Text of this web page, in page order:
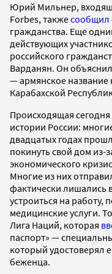
Юрий Мильнер,
Forbes, такжесообщил
гражданства. Еще
действующих
российского
Варданян. Он
— армянское
Карабахской
Происходящая
истории России:
двадцатых годах
покинуть свой дом
экономического
Многие из них
фактически лишались
устроиться на работу,
медицинские услуги.
Лига Наций, которая
паспорт» —
который удостоверял
беженца.